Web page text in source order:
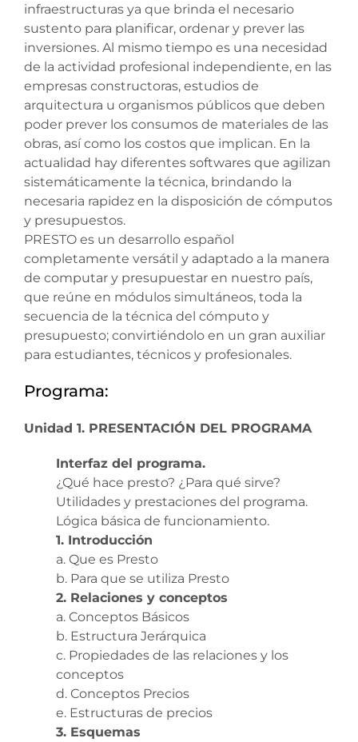
infraestructuras ya que brinda el necesario
sustento para planificar, ordenar y prever las
inversiones. Al mismo tiempo es una necesidad
de la actividad profesional independiente, en las
empresas constructoras, estudios de
arquitectura u organismos públicos que deben
poder prever los consumos de materiales de las
obras, así como los costos que implican. En la
actualidad hay diferentes softwares que agilizan
sistemáticamente la técnica, brindando la
necesaria rapidez en la disposición de cómputos
y presupuestos.
PRESTO es un desarrollo español
completamente versátil y adaptado a la manera
de computar y presupuestar en nuestro país,
que reúne en módulos simultáneos, toda la
secuencia de la técnica del cómputo y
presupuesto; convirtiéndolo en un gran auxiliar
para estudiantes, técnicos y profesionales.
Programa:
Unidad 1. PRESENTACIÓN DEL PROGRAMA
Interfaz del programa.
¿Qué hace presto? ¿Para qué sirve?
Utilidades y prestaciones del programa.
Lógica básica de funcionamiento.
1. Introducción
a. Que es Presto
b. Para que se utiliza Presto
2. Relaciones y conceptos
a. Conceptos Básicos
b. Estructura Jerárquica
c. Propiedades de las relaciones y los
conceptos
d. Conceptos Precios
e. Estructuras de precios
3. Esquemas